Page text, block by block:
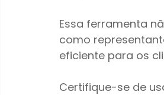
Essa ferramenta
como
eficiente para os
Certifique-se de